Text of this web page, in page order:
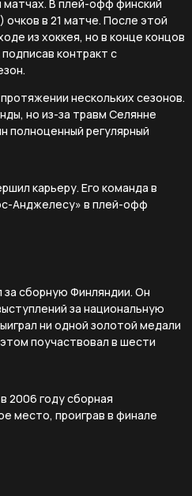
матчах. В плей-офф финский
очков в 21 матче. После этой
из хоккея, но в конце концов
контракт с
нескольких сезонов.
но из-за травм Селянне
полноценный регулярный
карьеру. Его команда в
Анджелесу» в плей-офф
за сборную Финляндии. Он
за национальную
ни одной золотой медали
поучаствовал в шести
2006 году сборная
место, проиграв в финале